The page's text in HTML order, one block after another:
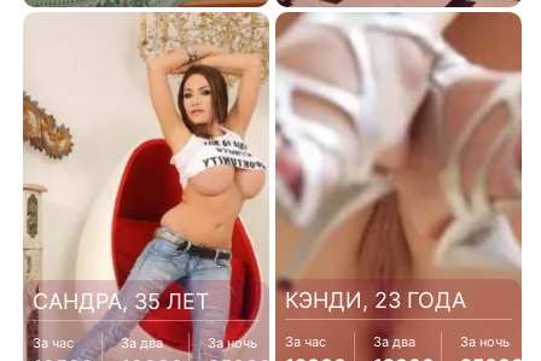
САНДРА, 35 ЛЕТ
За час За два За ночь
КЭНДИ, 23 ГОДА
За час За два За ночь